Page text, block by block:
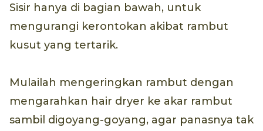
Sisir hanya di bagian bawah, untuk
mengurangi kerontokan akibat rambut
kusut yang tertarik.
Mulailah mengeringkan rambut dengan
mengarahkan hair dryer ke akar rambut
sambil digoyang-goyang, agar panasnya tak